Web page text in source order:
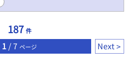
187 件
1 / 7 ページ Next